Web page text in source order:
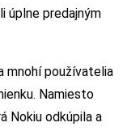
úplne predajným
mnohí používatelia
Namiesto
Nokiu odkúpila a